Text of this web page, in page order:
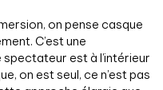
on pense casque
C’est une
est à l’intérieur
on est seul, ce n’est pas